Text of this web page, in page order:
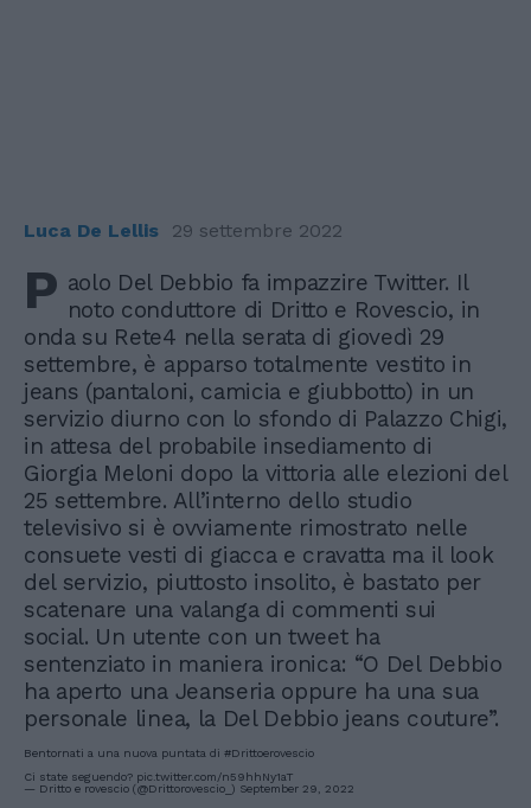
Luca De Lellis 29 settembre 2022
P aolo Del Debbio fa impazzire Twitter. Il
noto conduttore di Dritto e Rovescio, in
onda su Rete4 nella serata di giovedì 29
settembre, è apparso totalmente vestito in
jeans (pantaloni, camicia e giubbotto) in un
servizio diurno con lo sfondo di Palazzo Chigi,
in attesa del probabile insediamento di
Giorgia Meloni dopo la vittoria alle elezioni del
25 settembre. All’interno dello studio
televisivo si è ovviamente rimostrato nelle
consuete vesti di giacca e cravatta ma il look
del servizio, piuttosto insolito, è bastato per
scatenare una valanga di commenti sui
social. Un utente con un tweet ha
sentenziato in maniera ironica: “O Del Debbio
ha aperto una Jeanseria oppure ha una sua
personale linea, la Del Debbio jeans couture”.
Bentornati a una nuova puntata di #Drittoerovescio
Ci state seguendo? pic.twitter.com/n59hhNy1aT
— Dritto e rovescio (@Drittorovescio_) September 29, 2022